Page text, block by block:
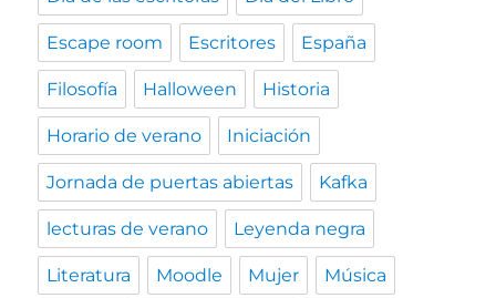
Escape room Escritores España
Filosofía Halloween Historia
Horario de verano Iniciación
Jornada de puertas abiertas Kafka
lecturas de verano Leyenda negra
Literatura Moodle Mujer Música